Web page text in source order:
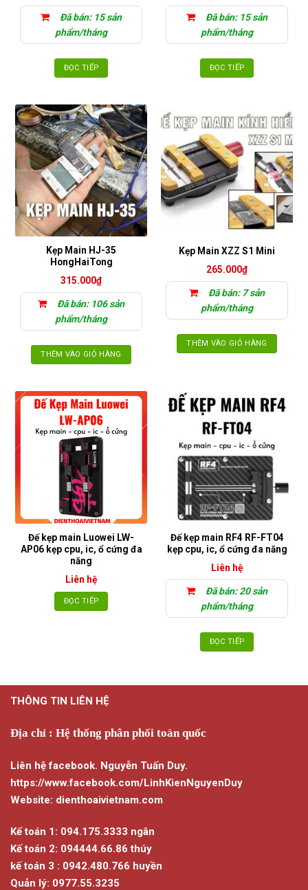
Đã bán: 15 sản
phẩm/tháng
ĐỌC TIẾP
Đã bán: 15 sản
phẩm/tháng
ĐỌC TIẾP
Kẹp Main HJ-35
HongHaiTong
315.000₫
Đã bán: 106 sản
phẩm/tháng
THÊM VÀO GIỎ HÀNG
Kẹp Main XZZ S1 Mini
265.000₫
Đã bán: 7 sản
phẩm/tháng
THÊM VÀO GIỎ HÀNG
Đế kẹp main Luowei LW-
AP06 kẹp cpu, ic, ổ cứng đa
năng
Liên hệ
ĐỌC TIẾP
Đế kẹp main RF4 RF-FT04
kẹp cpu, ic, ổ cứng đa năng
Liên hệ
Đã bán: 20 sản
phẩm/tháng
ĐỌC TIẾP
THÔNG TIN LIÊN HỆ
Địa chỉ : Hệ thống phân phối toàn quốc
Liên hệ facebook. Nguyễn Tuấn Duy.
https://www.facebook.com/LinhKienNguyenDuy
Website: dienthoaivietnam.com
Kế toán 1: 094.175.3333 ngân
Kế toán 2: 094444.66.86 thúy
kế toán 3 : 0942.480.766 huyền
Quản lý: 0977.55.3235